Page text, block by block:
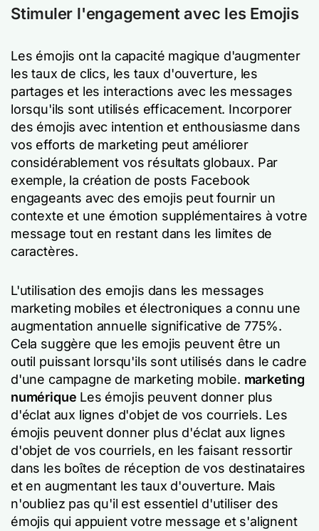
Stimuler l'engagement avec les Emojis
Les émojis ont la capacité magique d'augmenter
les taux de clics, les taux d'ouverture, les
partages et les interactions avec les messages
lorsqu'ils sont utilisés efficacement. Incorporer
des émojis avec intention et enthousiasme dans
vos efforts de marketing peut améliorer
considérablement vos résultats globaux. Par
exemple, la création de posts Facebook
engageants avec des emojis peut fournir un
contexte et une émotion supplémentaires à votre
message tout en restant dans les limites de
caractères.
L'utilisation des emojis dans les messages
marketing mobiles et électroniques a connu une
augmentation annuelle significative de 775%.
Cela suggère que les emojis peuvent être un
outil puissant lorsqu'ils sont utilisés dans le cadre
d'une campagne de marketing mobile. marketing
numérique Les émojis peuvent donner plus
d'éclat aux lignes d'objet de vos courriels. Les
émojis peuvent donner plus d'éclat aux lignes
d'objet de vos courriels, en les faisant ressortir
dans les boîtes de réception de vos destinataires
et en augmentant les taux d'ouverture. Mais
n'oubliez pas qu'il est essentiel d'utiliser des
émojis qui appuient votre message et s'alignent